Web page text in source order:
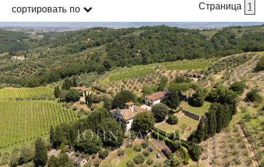
сортировать по Страница 1